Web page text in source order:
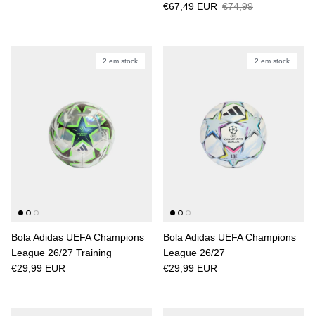
€67,49 EUR €74,99
2 em stock
Bola Adidas UEFA Champions
League 26/27 Training
€29,99 EUR
2 em stock
Bola Adidas UEFA Champions
League 26/27
€29,99 EUR